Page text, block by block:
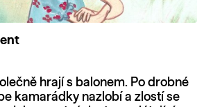
hrají s balonem. Po drobné
kamarádky nazlobí a zlostí se